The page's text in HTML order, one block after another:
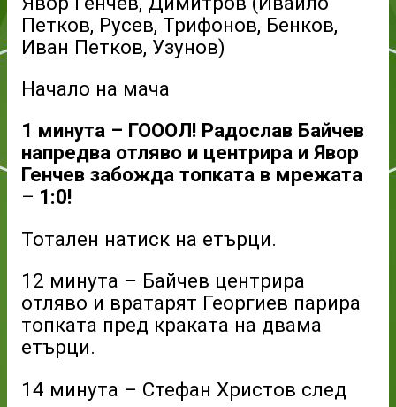
Петков, Русев, Трифонов, Бенков,
Иван Петков, Узунов)
Начало на мача
1 минута – ГОООЛ! Радослав Байчев
напредва отляво и центрира и Явор
Генчев забожда топката в мрежата
– 1:0!
Тотален натиск на етърци.
12 минута – Байчев центрира
отляво и вратарят Георгиев парира
топката пред краката на двама
етърци.
14 минута – Стефан Христов след